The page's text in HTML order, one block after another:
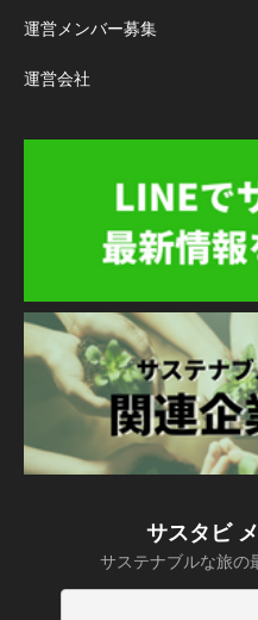
運営メンバー募集
運営会社
サスタビ
サステナブルな旅の